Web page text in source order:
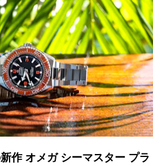
作 オメガ シーマスター プラ